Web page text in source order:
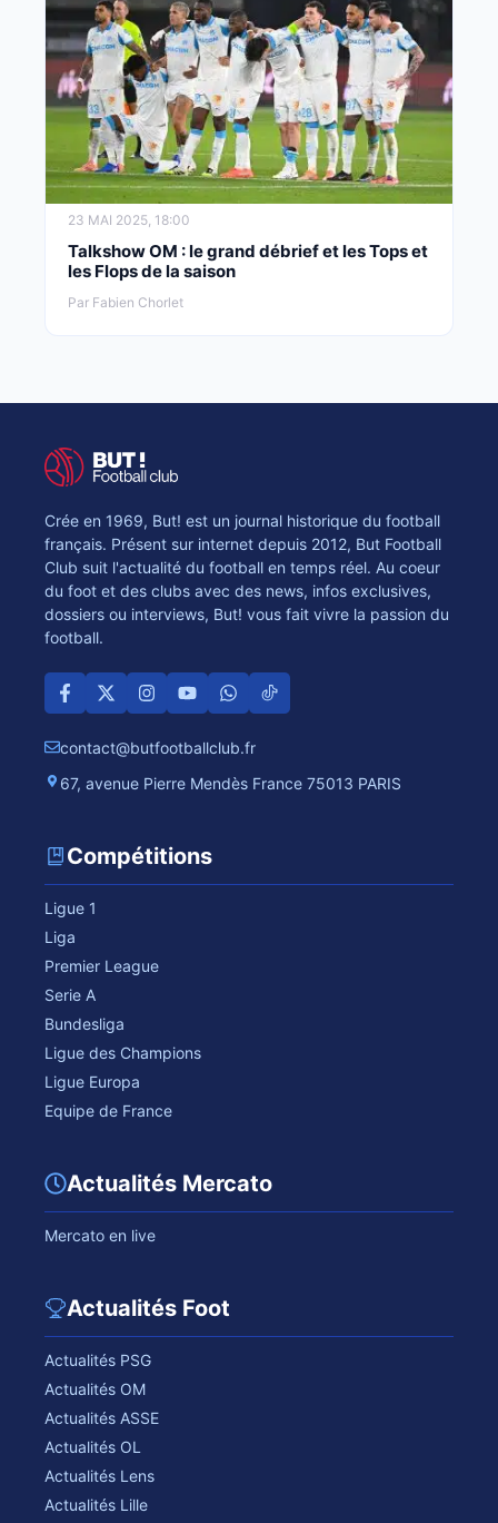
23 MAI 2025, 18:00
Talkshow OM : le grand débrief et les Tops et
les Flops de la saison
Par Fabien Chorlet
Crée en 1969, But! est un journal historique du football
français. Présent sur internet depuis 2012, But Football
Club suit l'actualité du football en temps réel. Au coeur
du foot et des clubs avec des news, infos exclusives,
dossiers ou interviews, But! vous fait vivre la passion du
football.
contact@butfootballclub.fr
67, avenue Pierre Mendès France 75013 PARIS
Compétitions
Ligue 1
Liga
Premier League
Serie A
Bundesliga
Ligue des Champions
Ligue Europa
Equipe de France
Actualités Mercato
Mercato en live
Actualités Foot
Actualités PSG
Actualités OM
Actualités ASSE
Actualités OL
Actualités Lens
Actualités Lille